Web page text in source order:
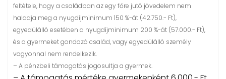
feltétele, hogy a családban az egy főre jutó jövedelem nem
haladja meg a nyugdíjminimum 150 %-át (42.750.- Ft),
egyedülálló esetében a nyugdíjminimum 200 %-át (57.000.- Ft),
és a gyermeket gondozó család, vagy egyedülálló személy
vagyonnal nem rendelkezik.
– A pénzbeli támogatás jogosultja a gyermek.